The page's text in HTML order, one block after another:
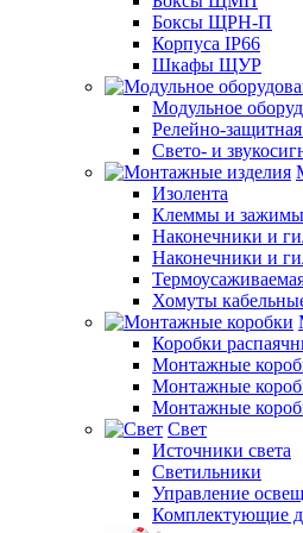
Боксы ЩРН-П
Корпуса IP66
Шкафы ЩУР
Модульное
Релейно-
Свето- и
Изолента
Клеммы и зажимы
Наконечники и
Наконечники и
Хомуты
Коробки
Монтажные
Монтажные
Монтажные
Свет
Источники света
Светильники
Управление
Комплектующие